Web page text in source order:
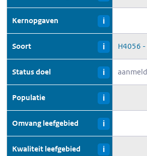
Kernopgaven i
Soort i H4056
Status doel i
Populatie i
Omvang leefgebied i
Kwaliteit leefgebied i